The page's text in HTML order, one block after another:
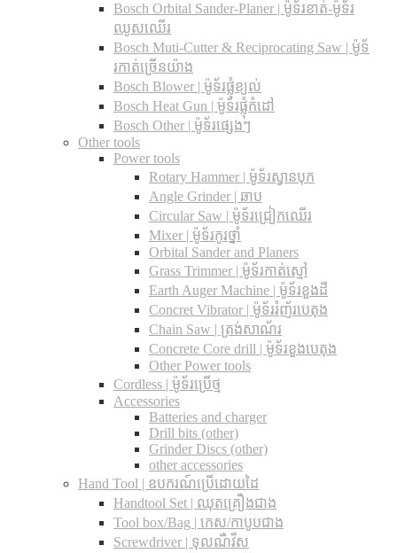
Bosch Orbital Sander-Planer​ | ម៉ូទ័រខាត់-ម៉ូទ័រ
ឈូសឈើរ
Bosch Muti-Cutter & Reciprocating Saw​ | ម៉ូទ័
រកាត់ច្រើនយ៉ាង
Bosch Blower | ម៉ូទ័រផ្លុំខ្យល់
Bosch Heat Gun | ម៉ូទ័រផ្លុំកំដៅ
Bosch Other | ម៉ូទ័រផ្សេងៗ
Other tools
Power tools
Rotary Hammer | ម៉ូទ័រស្វានបុក
Angle Grinder | ឆាប
Circular Saw​ | ម៉ូទ័រជ្រៀកឈើរ
Mixer | ម៉ូទ័រកូរថ្នាំ
Orbital Sander and Planers
Grass Trimmer | ម៉ូទ័រកាត់ស្មៅ
Earth Auger Machine | ម៉ូទ័រខួងដី
Concret Vibrator | ម៉ូទ័ររំញ័របេតុង
Chain Saw | ត្រង់សាណ័រ
Concrete Core drill | ម៉ូទ័រខួងបេតុង
Other Power tools
Cordless​ | ម៉ូទ័រប្រើថ្ម
Accessories
Batteries and charger
Drill bits (other)
Grinder Discs (other)
other accessories
Hand Tool | ឧបករណ៍ប្រើដោយដៃ
Handtool Set | ឈុតគ្រឿងជាង
Tool box/Bag | កេស/កាបូបជាង
Screwdriver | ទុលណឺវីស